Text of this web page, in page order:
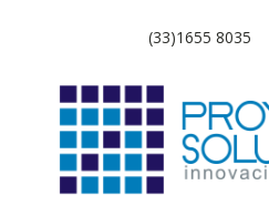
(33)1655 8035